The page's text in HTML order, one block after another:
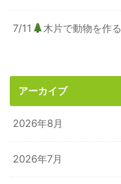
7/11 木片で動物を作る
アーカイブ
2026年8月
2026年7月